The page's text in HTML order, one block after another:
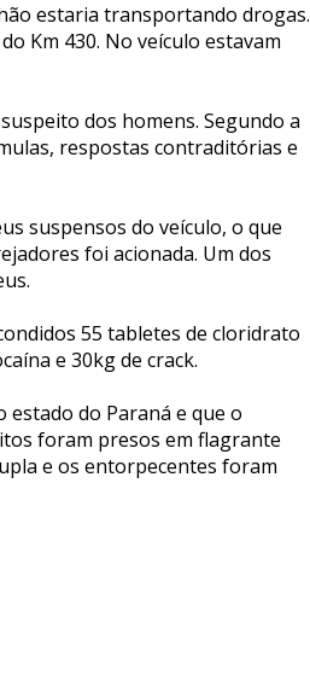
estaria transportando drogas.
Km 430. No veículo estavam
dos homens. Segundo a
respostas contraditórias e
suspensos do veículo, o que
foi acionada. Um dos
55 tabletes de cloridrato
e 30kg de crack.
do Paraná e que o
foram presos em flagrante
e os entorpecentes foram